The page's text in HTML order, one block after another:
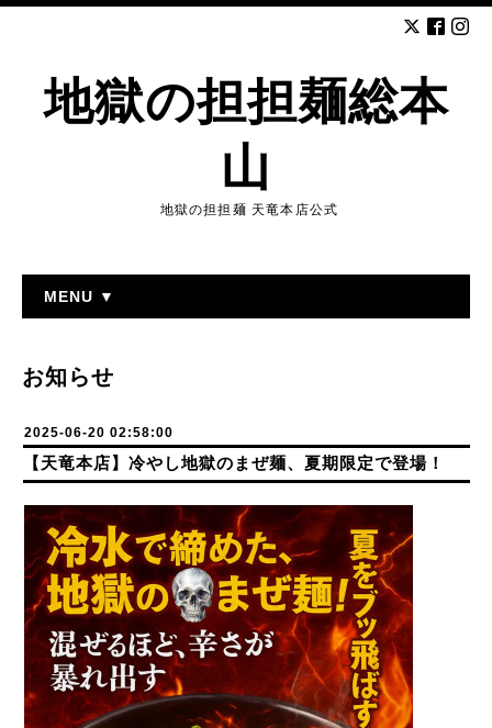
地獄の担担麺総本
山
地獄の担担麺 天竜本店公式
MENU ▼
お知らせ
2025-06-20 02:58:00
【天竜本店】冷やし地獄のまぜ麺、夏期限定で登場！